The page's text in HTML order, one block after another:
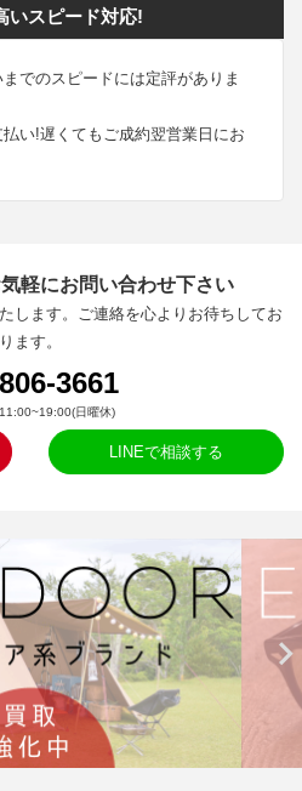
いスピード対応!
でのスピードには定評がありま
い!遅くてもご成約翌営業日にお
軽にお問い合わせ下さい
します。ご連絡を心よりお待ちしてお
ります。
3661
日曜休)
LINEで相談する
